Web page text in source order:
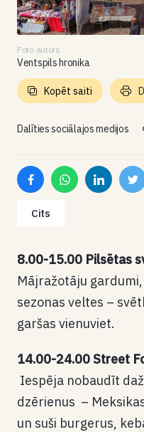
Foto autors
Ventspils hronika
Dalīties sociālajos medijos
Kopēt saiti
Cits
8.00-15.00 Pilsētas
Mājražotāju
sezonas veltes –
garšas vienuviet.
14.00-24.00 Street
Iespēja nobaudīt
dzērienus –
un suši burgerus,